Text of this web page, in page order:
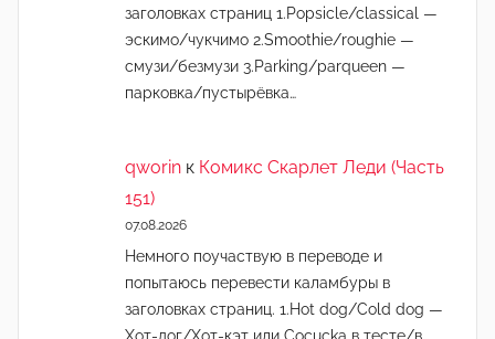
заголовках страниц 1.Popsicle/classical —
эскимо/чукчимо 2.Smoothie/roughie —
смузи/безмузи 3.Parking/parqueen —
парковка/пустырёвка…
qworin к Комикс Скарлет Леди (Часть
151)
07.08.2026
Немного поучаствую в переводе и
попытаюсь перевести каламбуры в
заголовках страниц. 1.Hot dog/Cold dog —
Хот-дог/Хот-кэт или Cocucka в тесте/в…